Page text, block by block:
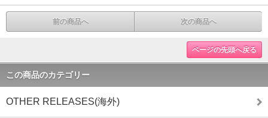
前の商品へ 次の商品へ
ページの先頭へ戻る
この商品のカテゴリー
OTHER RELEASES(海外)